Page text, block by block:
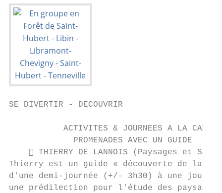
SE DIVERTIR - DECOUVRIR
           ACTIVITES & JOURNEES A LA CARTE
             PROMENADES AVEC UN GUIDE
 THIERRY DE LANNOIS (Paysages et
Thierry est un guide « découverte de la
d'une demi-journée (+/- 3h30) à une
une prédilection pour l'étude des